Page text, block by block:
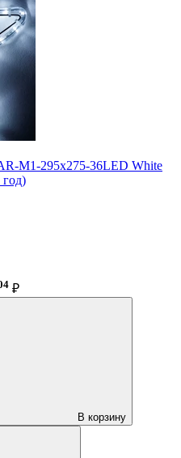
M1-295x275-36LED White
₽
В корзину